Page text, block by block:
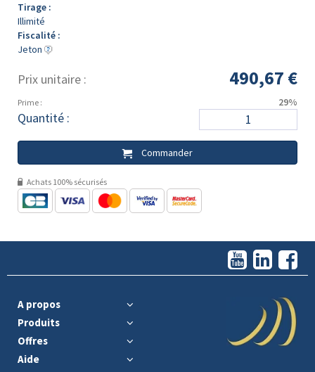
Tirage :
Illimité
Fiscalité :
Jeton
Prix unitaire : 490,67 €
Prime : 29%
Quantité :
Commander
Achats 100% sécurisés
A propos
Produits
Offres
Aide